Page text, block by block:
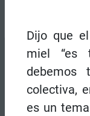
Dijo que
miel “es
debemos
colectiva,
es un